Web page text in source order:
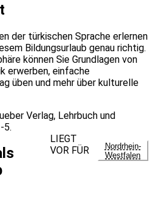
der türkischen Sprache erlernen
Bildungsurlaub genau richtig.
können Sie Grundlagen von
erwerben, einfache
üben und mehr über kulturelle
Verlag, Lehrbuch und
5.
LIEGT
VOR FÜR
Nordrhein-
Westfalen